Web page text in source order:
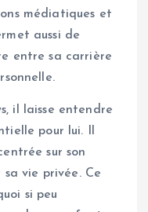
médiatiques et
aussi de
entre sa carrière
il laisse entendre
pour lui. Il
sur son
vie privée. Ce
si peu